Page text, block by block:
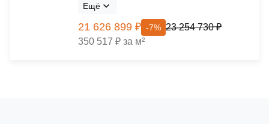
Ещё
21 626 899 ₽ -7% 23 254 730 ₽
350 517 ₽ за м²